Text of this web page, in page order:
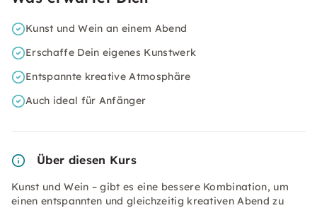
Kunst und Wein an einem Abend
Erschaffe Dein eigenes Kunstwerk
Entspannte kreative Atmosphäre
Auch ideal für Anfänger
Über diesen Kurs
Kunst und Wein – gibt es eine bessere Kombination, um
einen entspannten und gleichzeitig kreativen Abend zu